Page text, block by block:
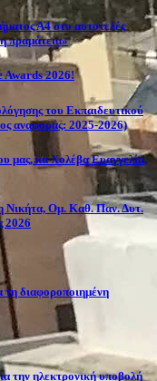
Α4 στο αυτοτελές
πραμάτεια»
Awards 2026!
του Εκπαιδευτικού
αναφοράς: 2025-2026)
μας, κα Χολέβα Ευαγγελία,
Νικήτα, Ομ. Καθ. Παν. Δυτ.
2026
τη διαφοροποιημένη
την ηλεκτρονική υποβολή